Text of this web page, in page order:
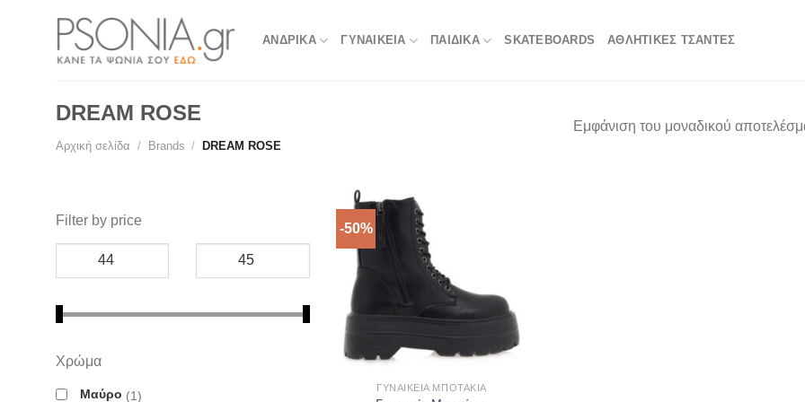
ΑΝΔΡΙΚΑ ΓΥΝΑΙΚΕΙΑ ΠΑΙΔΙΚΑ SKATEBOARDS ΑΘΛΗΤΙΚΈΣ ΤΣΆΝΤΕΣ
DREAM ROSE
Αρχική σελίδα / Brands / DREAM ROSE
Εμφάνιση του μοναδικού
Filter by price
Χρώμα
Μαύρο 1
-50%
ΓΥΝΑΙΚΕΊΑ ΜΠΟΤΆΚΙΑ